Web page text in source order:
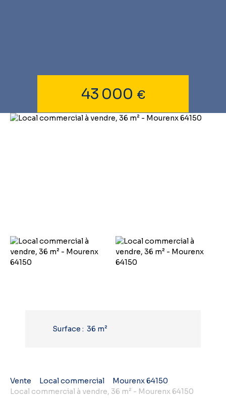
43 000 €
Surface : 36 m²
Vente Local commercial
Mourenx 64150
Local commercial à vendre, 36 m² - Mourenx 64150